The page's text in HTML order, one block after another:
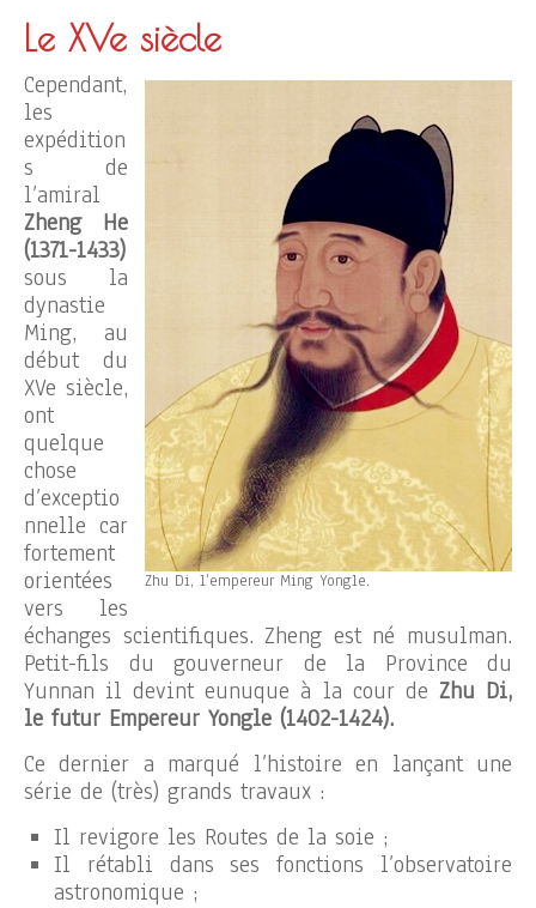
Le XVe siècle
Zhu Di, l’empereur Ming Yongle.
Cependant,
les
expédition
s de
l’amiral
Zheng He
(1371-1433)
sous la
dynastie
Ming, au
début du
XVe siècle,
ont
quelque
chose
d’exceptio
nnelle car
fortement
orientées
vers les
échanges scientifiques. Zheng est né musulman.
Petit-fils du gouverneur de la Province du
Yunnan il devint eunuque à la cour de Zhu Di,
le futur Empereur Yongle (1402-1424).
Ce dernier a marqué l’histoire en lançant une
série de (très) grands travaux :
Il revigore les Routes de la soie ;
Il rétabli dans ses fonctions l’observatoire
astronomique ;